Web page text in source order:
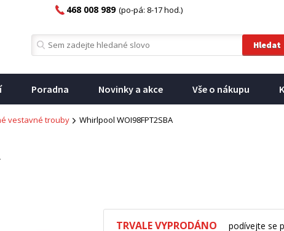
468 008 989 (po-pá: 8-17 hod.)
Poradna Novinky a akce Vše o nákupu
vestavné trouby Whirlpool WOI98FPT2SBA
TRVALE VYPRODÁNO podívejte se